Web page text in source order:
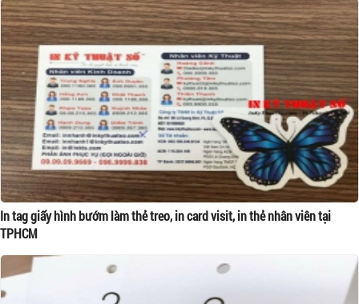
In tag giấy hình bướm làm thẻ treo, in card visit, in thẻ nhân viên tại
TPHCM